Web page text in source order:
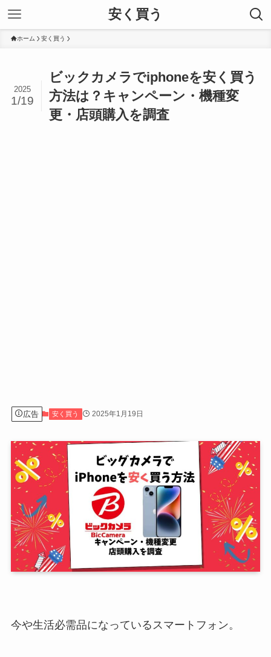
安く買う
ホーム 安く買う
ビックカメラでiphoneを安く買う
方法は？キャンペーン・機種変
更・店頭購入を調査
2025
1/19
広告 安く買う 2025年1月19日
今や生活必需品になっているスマートフォン。